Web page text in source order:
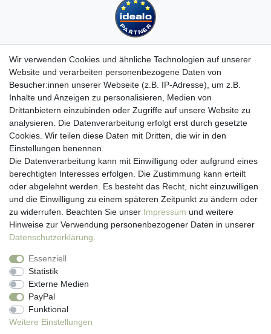
Kundenservice
Hotline: 07452 - 847 162 0
Kontakt
Anmelden
Registrieren
Newsletter
Versand & Lieferung
Zahlungsarten
viasalutis
Mehr zu viasalutis
Beratungscenter Haut
News
Beliebte Produkte (Top 20)
Wir verwenden Cookies und ähnliche Technologien auf unserer
Website und verarbeiten personenbezogene Daten von
Besucher:innen unserer Webseite (z.B. IP-Adresse), um z.B.
Inhalte und Anzeigen zu personalisieren, Medien von
Drittanbietern einzubinden oder Zugriffe auf unsere Website zu
analysieren. Die Datenverarbeitung erfolgt erst durch gesetzte
Cookies. Wir teilen diese Daten mit Dritten, die wir in den
Einstellungen benennen.
Die Datenverarbeitung kann mit Einwilligung oder aufgrund eines
berechtigten Interesses erfolgen. Die Zustimmung kann erteilt
oder abgelehnt werden. Es besteht das Recht, nicht einzuwilligen
und die Einwilligung zu einem späteren Zeitpunkt zu ändern oder
zu widerrufen. Beachten Sie unser Impressum und weitere
Hinweise zur Verwendung personenbezogener Daten in unserer
Daten­schutz­erklärung
Essenziell
Statistik
Externe Medien
PayPal
Funktional
Weitere Einstellungen
Impressum